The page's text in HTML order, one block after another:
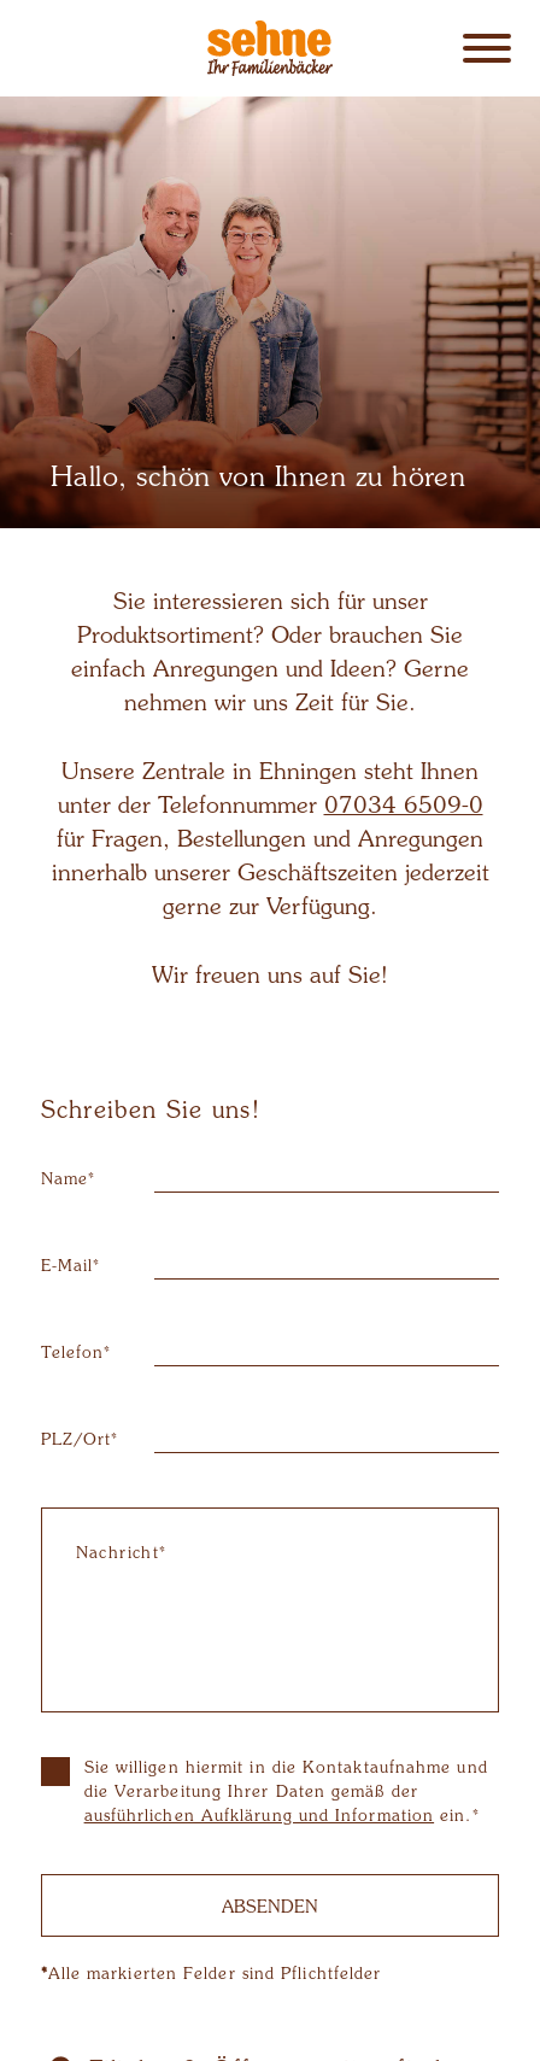
Hallo, schön von Ihnen zu hören
Sie interessieren sich für unser
Produktsortiment? Oder brauchen Sie
einfach Anregungen und Ideen? Gerne
nehmen wir uns Zeit für Sie.
Unsere Zentrale in Ehningen steht Ihnen
unter der Telefonnummer 07034 6509-0
für Fragen, Bestellungen und Anregungen
innerhalb unserer Geschäftszeiten jederzeit
gerne zur Verfügung.
Wir freuen uns auf Sie!
Schreiben Sie uns!
Kontaktdaten
Name*
E-Mail*
Kontaktdaten
Telefon*
PLZ/Ort*
Sie willigen hiermit in die Kontaktaufnahme und
die Verarbeitung Ihrer Daten gemäß der
ausführlichen Aufklärung und Information ein.*
ABSENDEN
*Alle markierten Felder sind Pflichtfelder
Karriere